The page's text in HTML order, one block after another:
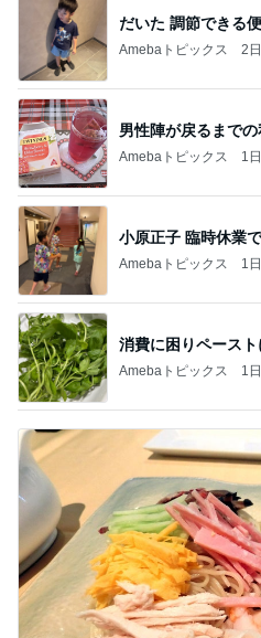
だいた 調節できる
Amebaトピックス 2
男性陣が戻るまで
Amebaトピックス 1
小原正子 臨時休業
Amebaトピックス 1
消費に困りペース
Amebaトピックス 1